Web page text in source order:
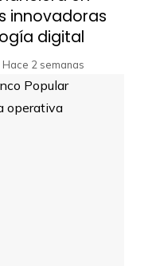
innovadoras
digital
Hace 2 semanas